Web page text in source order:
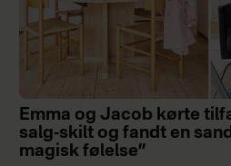
Emma og Jacob kørte
salg-skilt og fandt en
magisk følelse”